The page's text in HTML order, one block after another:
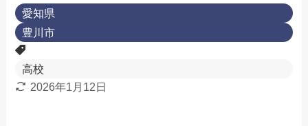
愛知県
豊川市
高校
2026年1月12日